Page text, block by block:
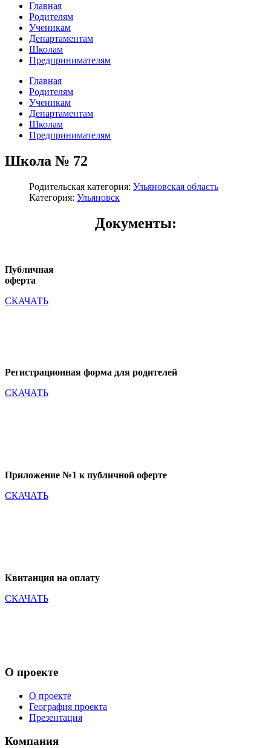
Главная
Родителям
Ученикам
Департаментам
Школам
Предпринимателям
Главная
Родителям
Ученикам
Департаментам
Школам
Предпринимателям
Школа № 72
Родительская категория: Ульяновская область
Категория: Ульяновск
Документы:
Публичная
оферта
СКАЧАТЬ
Регистрационная форма для родителей
СКАЧАТЬ
Приложение №1 к публичной оферте
СКАЧАТЬ
Квитанция на оплату
СКАЧАТЬ
О проекте
О проекте
География проекта
Презентация
Компания